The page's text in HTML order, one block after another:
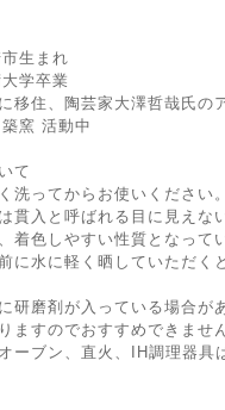
生まれ
学卒業
移住、陶芸家大澤哲哉氏の
窯 活動中
て
洗ってからお使いください。
貫入と呼ばれる目に見えな
着色しやすい性質となって
に水に軽く晒していただく
研磨剤が入っている場合が
ますのでおすすめできま
ーブン、直火、IH調理器具